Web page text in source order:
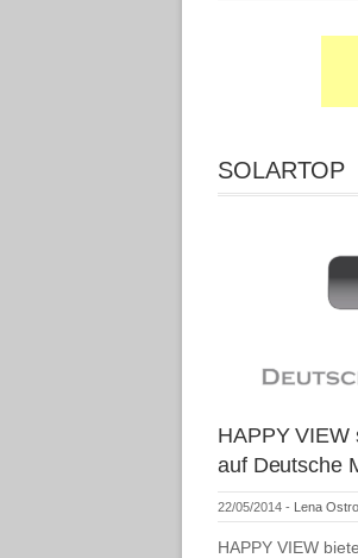
SOLARTOP
HAPPY VIEW
auf Deutsche
22/05/2014 - Lena
HAPPY VIEW